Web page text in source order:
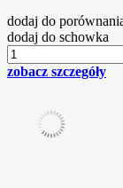
dodaj do
dodaj do schowka
zobacz szczegóły